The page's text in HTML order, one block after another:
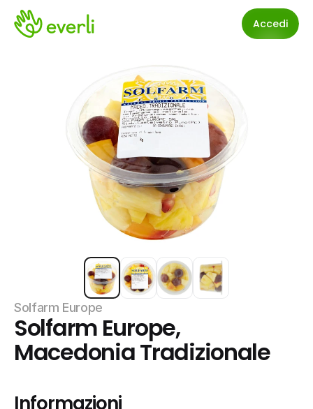
Accedi
Solfarm Europe
Solfarm Europe,
Macedonia Tradizionale
Informazioni